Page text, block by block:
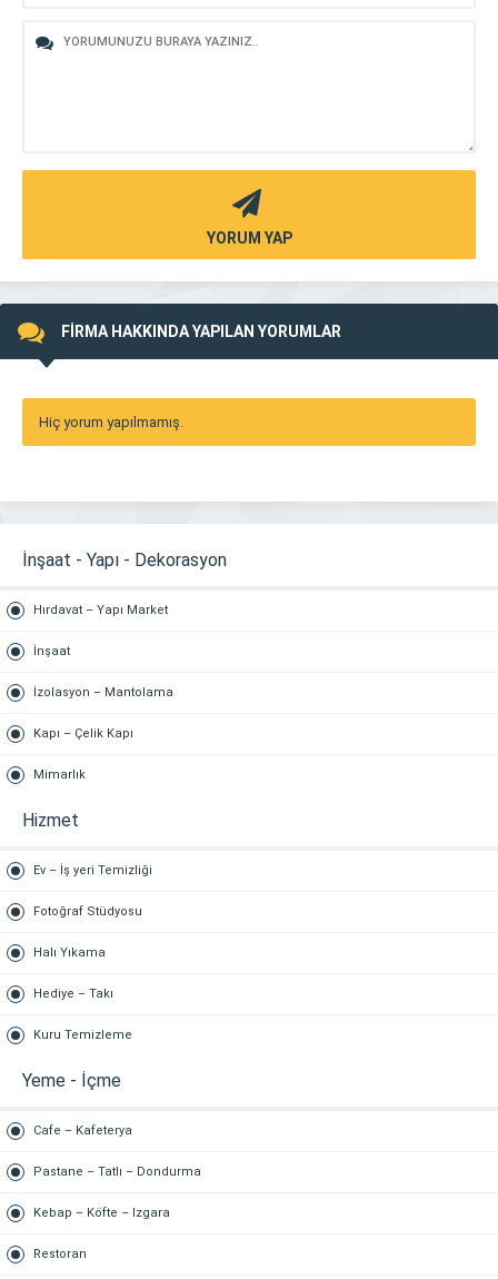
YORUM YAP
FİRMA HAKKINDA YAPILAN YORUMLAR
Hiç yorum yapılmamış.
İnşaat - Yapı - Dekorasyon
Hırdavat – Yapı Market
İnşaat
İzolasyon – Mantolama
Kapı – Çelik Kapı
Mimarlık
Hizmet
Ev – İş yeri Temizliği
Fotoğraf Stüdyosu
Halı Yıkama
Hediye – Takı
Kuru Temizleme
Yeme - İçme
Cafe – Kafeterya
Pastane – Tatlı – Dondurma
Kebap – Köfte – Izgara
Restoran